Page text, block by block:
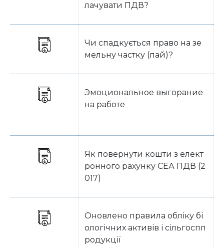
лачувати ПДВ?
Чи спадкується право на зе
мельну частку (пай)?
Эмоциональное выгорание
на работе
Як повернути кошти з елект
ронного рахунку СЕА ПДВ (2
017)
Оновлено правила обліку бі
ологічних активів і сільгоспп
родукції